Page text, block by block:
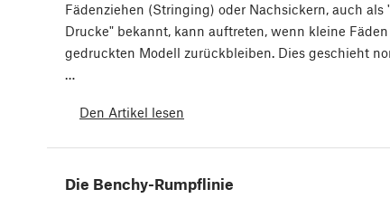
Fädenziehen (Stringing) oder Nachsickern, auch als
Drucke" bekannt, kann auftreten, wenn kleine
gedruckten Modell zurückbleiben. Dies geschieht
…
Den Artikel lesen
Die Benchy-Rumpflinie